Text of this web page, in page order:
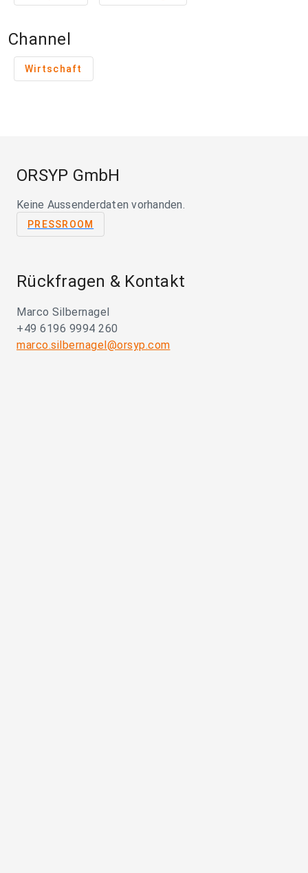
Channel
Wirtschaft
ORSYP GmbH
Keine Aussenderdaten vorhanden.
PRESSROOM
Rückfragen & Kontakt
Marco Silbernagel
+49 6196 9994 260
marco.silbernagel@orsyp.com